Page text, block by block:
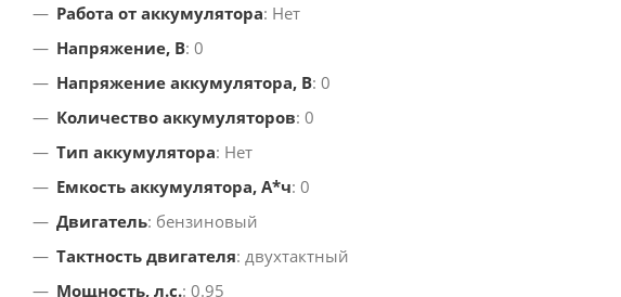
Работа от аккумулятора: Нет
Напряжение, В: 0
Напряжение аккумулятора, В: 0
Количество аккумуляторов: 0
Тип аккумулятора: Нет
Емкость аккумулятора, А*ч: 0
Двигатель: бензиновый
Тактность двигателя: двухтактный
Мощность, л.с.: 0.95